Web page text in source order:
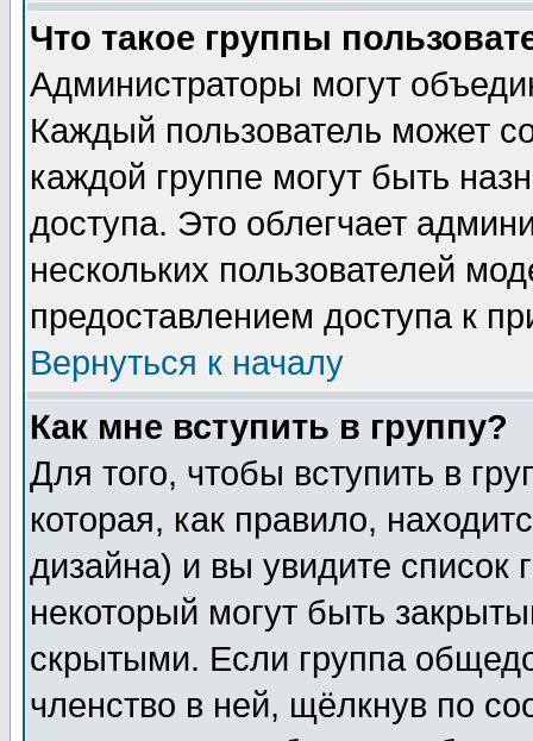
Что такое группы
Администраторы могут
Каждый пользователь может
каждой группе могут быть
доступа. Это облегчает
нескольких пользователей
предоставлением доступа к
Вернуться к началу
Как мне вступить в группу?
Для того, чтобы вступить в
которая, как правило,
дизайна) и вы увидите список
некоторый могут быть
скрытыми. Если группа
членство в ней, щёлкнув по